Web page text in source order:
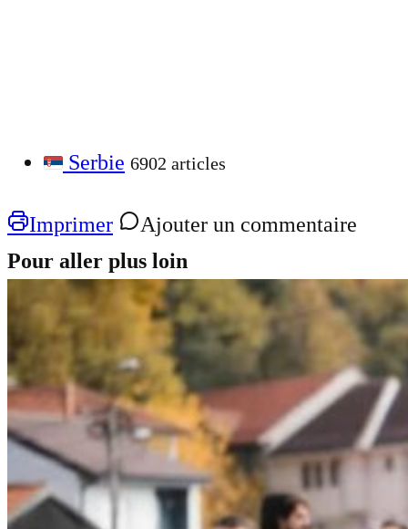
Serbie 6902 articles
Imprimer
Ajouter un commentaire
Pour aller plus loin